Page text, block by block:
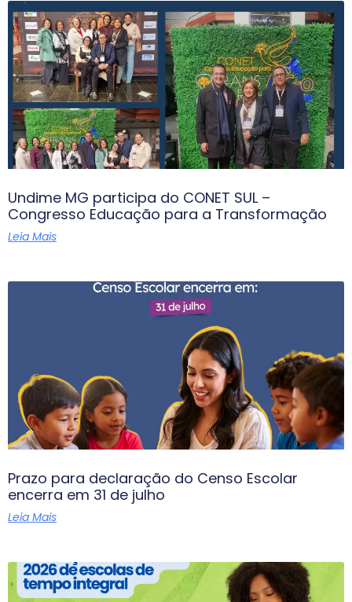
Undime MG participa do CONET SUL –
Congresso Educação para a Transformação
Leia Mais
Prazo para declaração do Censo Escolar
encerra em 31 de julho
Leia Mais